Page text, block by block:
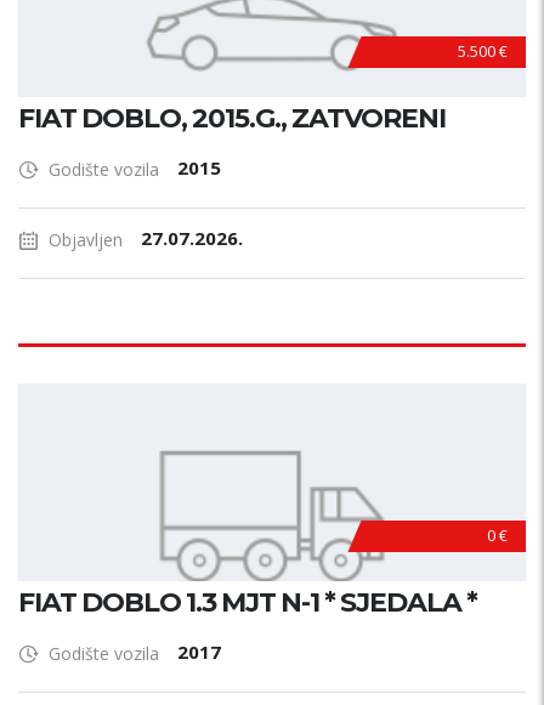
5.500 €
FIAT DOBLO, 2015.G., ZATVORENI
Godište vozila 2015
Objavljen 27.07.2026.
0 €
FIAT DOBLO 1.3 MJT N-1 * SJEDALA *
Godište vozila 2017